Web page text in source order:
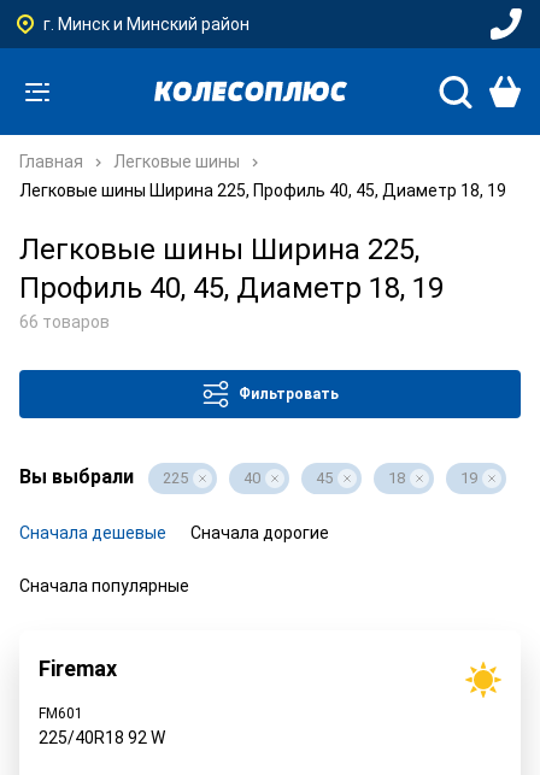
г. Минск и Минский район
Главная
Легковые шины
Легковые шины Ширина 225, Профиль 40, 45, Диаметр 18, 19
Легковые шины Ширина 225,
Профиль 40, 45, Диаметр 18, 19
66 товаров
Фильтровать
Вы выбрали 225 40 45 18 19
Сначала дешевые Сначала дорогие
Сначала популярные
Firemax
FM601
225/40R18 92 W